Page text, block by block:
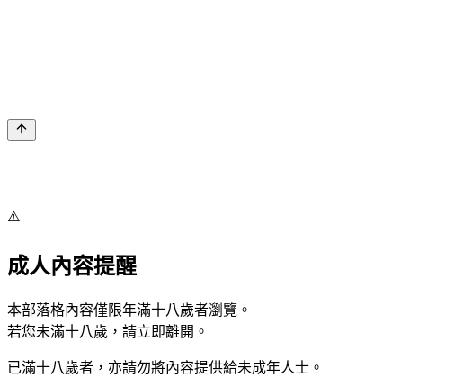
⚠️
成人內容提醒
本部落格內容僅限年滿十八歲者瀏覽。
若您未滿十八歲，請立即離開。
已滿十八歲者，亦請勿將內容提供給未成年人士。